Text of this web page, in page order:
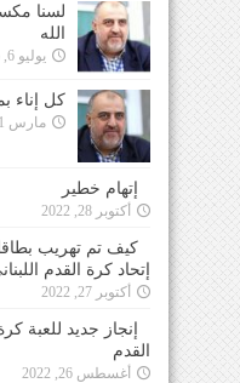
لسنا
الله
يوليو 6, 2025
كل إناء
مارس 31, 2025
إتهام خطير
أكتوبر 28, 2022
كيف تم تهريب
إتحاد كرة القدم
أكتوبر 27, 2022
إنجاز جديد للعبة
القدم
أغسطس 26, 2022